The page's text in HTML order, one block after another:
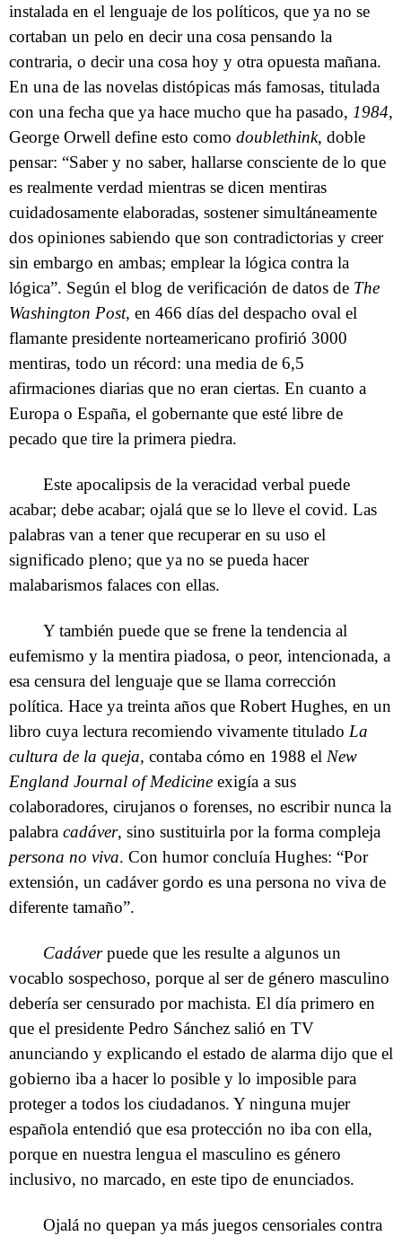
instalada en el lenguaje de los políticos, que ya no se
cortaban un pelo en decir una cosa pensando la
contraria, o decir una cosa hoy y otra opuesta mañana.
En una de las novelas distópicas más famosas, titulada
con una fecha que ya hace mucho que ha pasado, 1984,
George Orwell define esto como doublethink, doble
pensar: “Saber y no saber, hallarse consciente de lo que
es realmente verdad mientras se dicen mentiras
cuidadosamente elaboradas, sostener simultáneamente
dos opiniones sabiendo que son contradictorias y creer
sin embargo en ambas; emplear la lógica contra la
lógica”. Según el blog de verificación de datos de The
Washington Post, en 466 días del despacho oval el
flamante presidente norteamericano profirió 3000
mentiras, todo un récord: una media de 6,5
afirmaciones diarias que no eran ciertas. En cuanto a
Europa o España, el gobernante que esté libre de
pecado que tire la primera piedra.
Este apocalipsis de la veracidad verbal puede
acabar; debe acabar; ojalá que se lo lleve el covid. Las
palabras van a tener que recuperar en su uso el
significado pleno; que ya no se pueda hacer
malabarismos falaces con ellas.
Y también puede que se frene la tendencia al
eufemismo y la mentira piadosa, o peor, intencionada, a
esa censura del lenguaje que se llama corrección
política. Hace ya treinta años que Robert Hughes, en un
libro cuya lectura recomiendo vivamente titulado La
cultura de la queja, contaba cómo en 1988 el New
England Journal of Medicine exigía a sus
colaboradores, cirujanos o forenses, no escribir nunca la
palabra cadáver, sino sustituirla por la forma compleja
persona no viva. Con humor concluía Hughes: “Por
extensión, un cadáver gordo es una persona no viva de
diferente tamaño”.
Cadáverpuede que les resulte a algunos un
vocablo sospechoso, porque al ser de género masculino
debería ser censurado por machista. El día primero en
que el presidente Pedro Sánchez salió en TV
anunciando y explicando el estado de alarma dijo que el
gobierno iba a hacer lo posible y lo imposible para
proteger a todos los ciudadanos. Y ninguna mujer
española entendió que esa protección no iba con ella,
porque en nuestra lengua el masculino es género
inclusivo, no marcado, en este tipo de enunciados.
Ojalá no quepan ya más juegos censoriales contra